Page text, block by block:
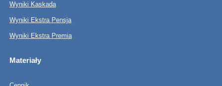
Wyniki Kaskada
Wyniki Ekstra Pensja
Wyniki Ekstra Premia
Materiały